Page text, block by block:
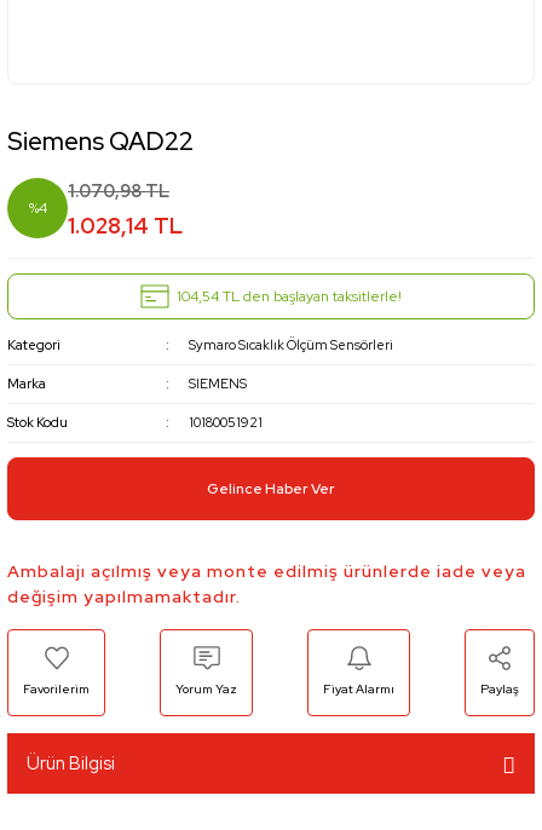
Siemens QAD22
%4
1.070,98 TL
1.028,14 TL
104,54 TL den başlayan taksitlerle!
Kategori Symaro Sıcaklık Ölçüm Sensörleri
Marka SIEMENS
Stok Kodu 10180051921
Gelince Haber Ver
Ambalajı açılmış veya monte edilmiş ürünlerde iade veya
değişim yapılmamaktadır.
Yorum Yaz Fiyat Alarmı Paylaş
Ürün Bilgisi